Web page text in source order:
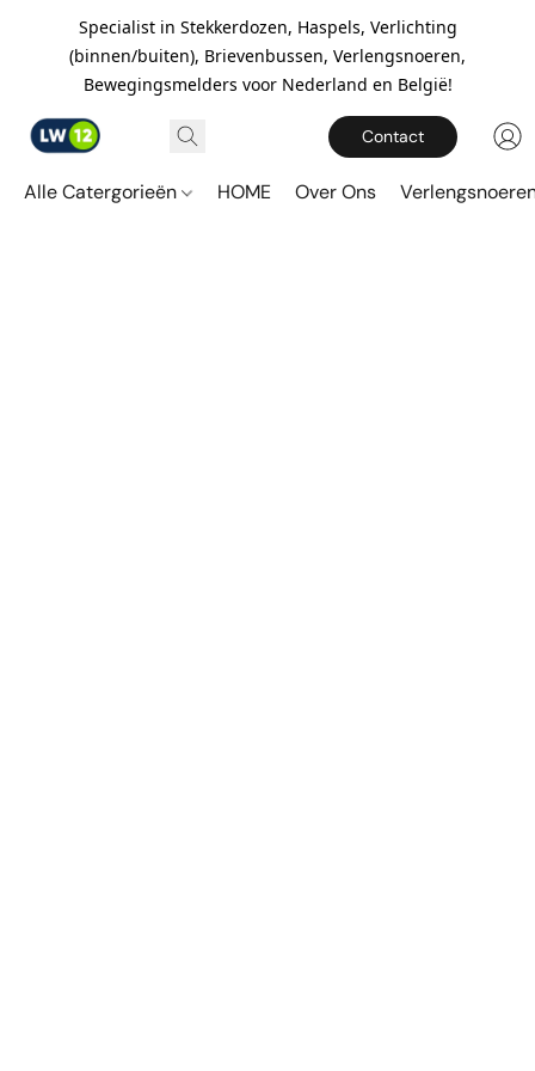
Specialist in Stekkerdozen, Haspels, Verlichting
(binnen/buiten), Brievenbussen, Verlengsnoeren,
Bewegingsmelders voor Nederland en België!
Contact
Alle Catergorieën HOME Over Ons